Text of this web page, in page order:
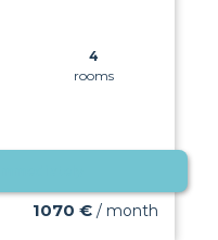
4
rooms
1070 € / month